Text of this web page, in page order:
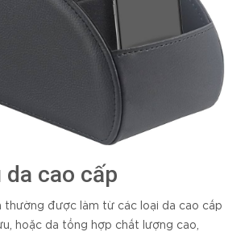
da cao cấp
thường được làm từ các loại da cao cấp
hoặc da tổng hợp chất lượng cao,